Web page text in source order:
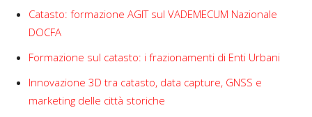
Catasto: formazione AGIT sul VADEMECUM Nazionale
DOCFA
Formazione sul catasto: i frazionamenti di Enti Urbani
Innovazione 3D tra catasto, data capture, GNSS e
marketing delle città storiche